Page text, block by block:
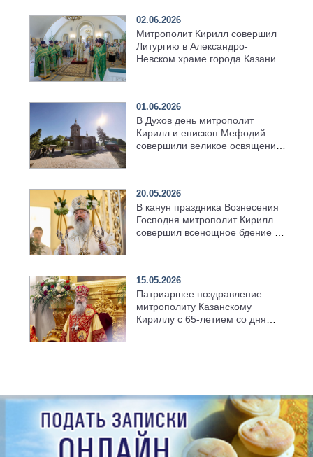
02.06.2026
Митрополит Кирилл совершил
Литургию в Александро-
Невском храме города Казани
01.06.2026
В Духов день митрополит
Кирилл и епископ Мефодий
совершили великое освящение
20.05.2026
В канун праздника Вознесения
Господня митрополит Кирилл
совершил всенощное бдение в
15.05.2026
Патриаршее поздравление
митрополиту Казанскому
Кириллу с 65-летием со дня